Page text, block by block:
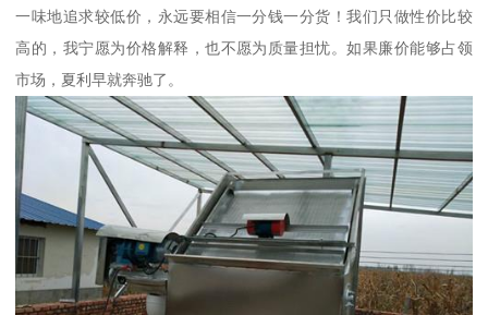
一味地追求较低价，永远要相信一分钱一分货！我们只做性价比较
高的，我宁愿为价格解释，也不愿为质量担忧。如果廉价能够占领
市场，夏利早就奔驰了。